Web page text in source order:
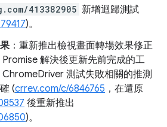
413382905 新增迴歸測試
)。
：重新推出檢視畫面轉場效果修正
解決後更新先前完成的工
測試失敗相關的推測
(crrev.com/c/6846765 ，在還原
後重新推出
)。